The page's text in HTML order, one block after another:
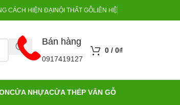
CÁCH HIỆN ĐẠI NỘI THẤT GỖLIÊN HỆ
Bán hàng
0917419127
0 / 0₫
CỬA NHỰACỬA THÉP VÂN GỖ